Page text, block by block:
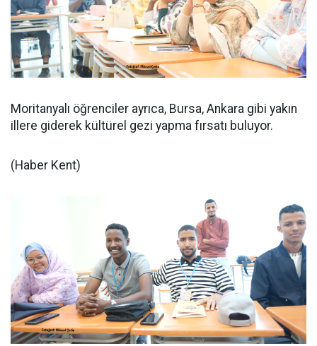
Moritanyalı öğrenciler ayrıca, Bursa, Ankara gibi yakın
illere giderek kültürel gezi yapma fırsatı buluyor.
(Haber Kent)